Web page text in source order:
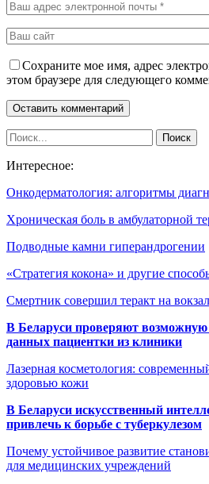
Сохраните мое имя, адрес
этом браузере для следующего
Интересное:
Онкодерматология: алгоритмы
Хроническая боль в амбулаторной
Подводные камни гиперандрогении
«Стратегия кокона» и другие
Смертник совершил теракт на
В Беларуси проверяют возможную
данных пациентки из клиники
Лазерная косметология:
здоровью кожи
В Беларуси искусственный
привлечь к борьбе с туберкулезом
Почему устойчивое развитие
для медицинских учреждений